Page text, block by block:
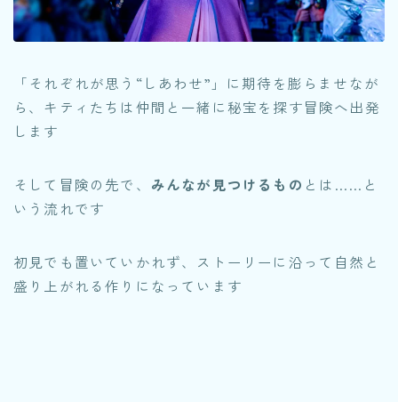
「それぞれが思う“しあわせ”」に期待を膨らませなが
ら、キティたちは仲間と一緒に秘宝を探す冒険へ出発
します
そして冒険の先で、 みんなが見つけるもの とは……と
いう流れです
初見でも置いていかれず、ストーリーに沿って自然と
盛り上がれる作りになっています